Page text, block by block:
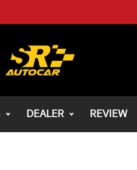
DEALER REVIEW